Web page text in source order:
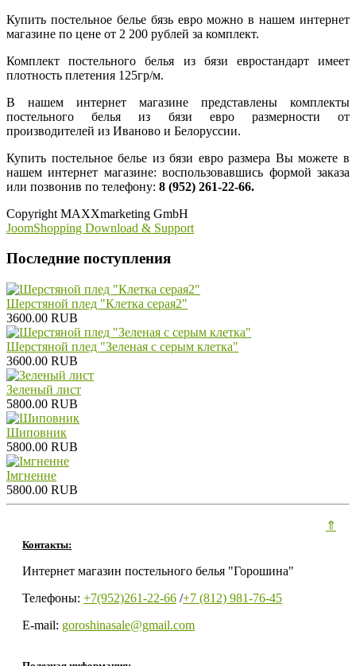
Купить постельное белье бязь евро можно в нашем интернет
магазине по цене от 2 200 рублей за комплект.
Комплект постельного белья из бязи евростандарт имеет
плотность плетения 125гр/м.
В нашем интернет магазине представлены комплекты
постельного белья из бязи евро размерности от
производителей из Иваново и Белоруссии.
Купить постельное белье из бязи евро размера Вы можете в
нашем интернет магазине: воспользовавшись формой заказа
или позвонив по телефону: 8 (952) 261-22-66.
Copyright MAXXmarketing GmbH
JoomShopping Download & Support
Последние поступления
Шерстяной плед "Клетка серая2"
3600.00 RUB
Шерстяной плед "Зеленая с серым клетка"
3600.00 RUB
Зеленый лист
5800.00 RUB
Шиповник
5800.00 RUB
Iмгненне
5800.00 RUB
Контакты:
Интернет магазин постельного белья "Горошина"
Телефоны: +7(952)261-22-66 /+7 (812) 981-76-45
E-mail: goroshinasale@gmail.com
⇑